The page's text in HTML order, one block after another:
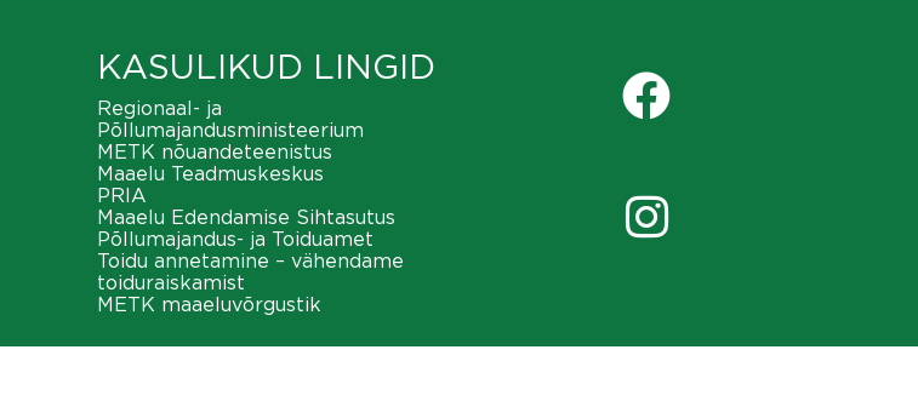
KASULIKUD LINGID
Regionaal- ja
Põllumajandusministeerium
METK nõuandeteenistus
Maaelu Teadmuskeskus
PRIA
Maaelu Edendamise Sihtasutus
Põllumajandus- ja Toiduamet
Toidu annetamine – vähendame
toiduraiskamist
METK maaeluvõrgustik